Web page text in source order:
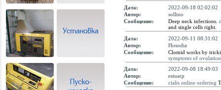
Дата:
2022-09-18 02:02:02
Автор:
sollino
Сообщение:
Deep neck infections.
and single cells right.
Дата:
2022-09-11 08:31:02
Автор:
Hosodia
Сообщение:
Clomid works by
symptoms of
Дата:
2022-09-08 18:49:03
Автор:
estuarp
Сообщение:
cialis online ordering